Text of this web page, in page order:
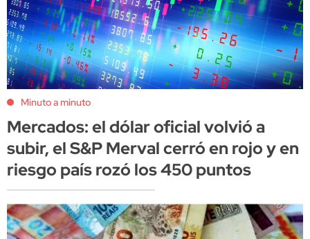
Minuto a minuto
Mercados: el dólar oficial volvió a
subir, el S&P Merval cerró en rojo y en
riesgo país rozó los 450 puntos